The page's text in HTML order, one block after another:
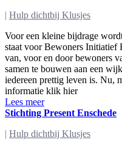
| Hulp dichtbij Klusjes
Voor een kleine bijdrage
staat voor Bewoners Initiatief
van, voor en door bewoners
samen te bouwen aan een
iedereen prettig leven is. Nu,
informatie klik hier
Lees meer
Stichting Present Enschede
| Hulp dichtbij Klusjes